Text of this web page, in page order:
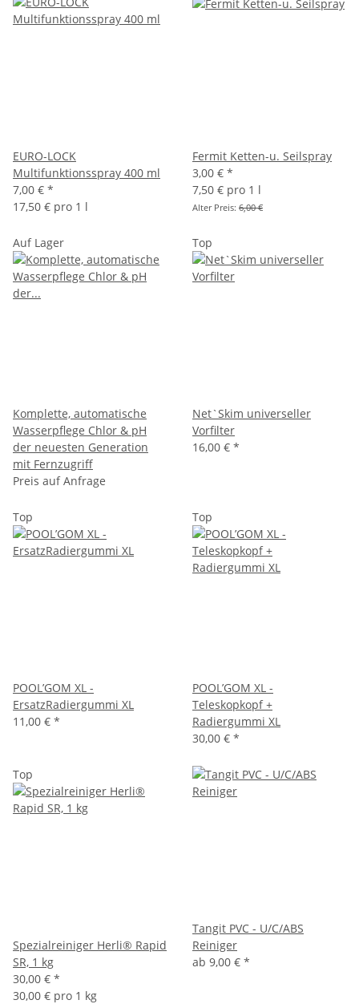
EURO-LOCK
Multifunktionsspray 400 ml
7,00 € *
17,50 € pro 1 l
Fermit Ketten-u. Seilspray
3,00 € *
7,50 € pro 1 l
Alter Preis: 6,00 €
Auf Lager
Komplette, automatische
Wasserpflege Chlor & pH
der neuesten Generation
mit Fernzugriff
Preis auf Anfrage
Top
Net`Skim universeller
Vorfilter
16,00 € *
Top
POOL’GOM XL -
ErsatzRadiergummi XL
11,00 € *
Top
POOL’GOM XL -
Teleskopkopf +
Radiergummi XL
30,00 € *
Top
Spezialreiniger Herli® Rapid
SR, 1 kg
30,00 € *
30,00 € pro 1 kg
Tangit PVC - U/C/ABS
Reiniger
ab 9,00 € *